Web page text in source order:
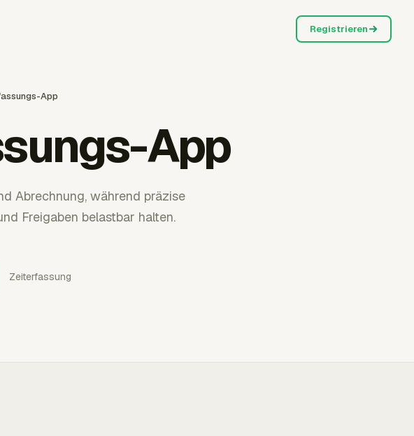
Registrieren
App
App
Abrechnung, während präzise
Freigaben belastbar halten.
Zeiterfassung